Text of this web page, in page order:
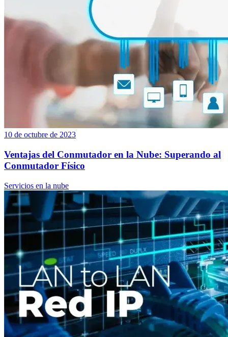
10 de octubre de 2023
Ventajas del Conmutador en la Nube: Superando al
Conmutador Físico
Servicios en la nube